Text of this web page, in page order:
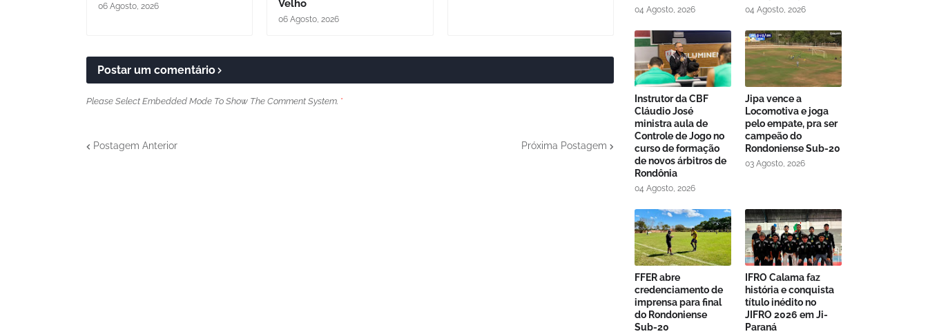
06 Agosto, 2026
Velho
06 Agosto, 2026
Postar um comentário
Please Select Embedded Mode To Show The Comment System. *
Postagem Anterior Próxima Postagem
04 Agosto, 2026 04 Agosto, 2026
Instrutor da CBF
Cláudio José
ministra aula de
Controle de Jogo no
curso de formação
de novos árbitros de
Rondônia
04 Agosto, 2026
Jipa vence a
Locomotiva e joga
pelo empate, pra ser
campeão do
Rondoniense Sub-20
03 Agosto, 2026
FFER abre
credenciamento de
imprensa para final
do Rondoniense
Sub-20
IFRO Calama faz
história e conquista
título inédito no
JIFRO 2026 em Ji-
Paraná